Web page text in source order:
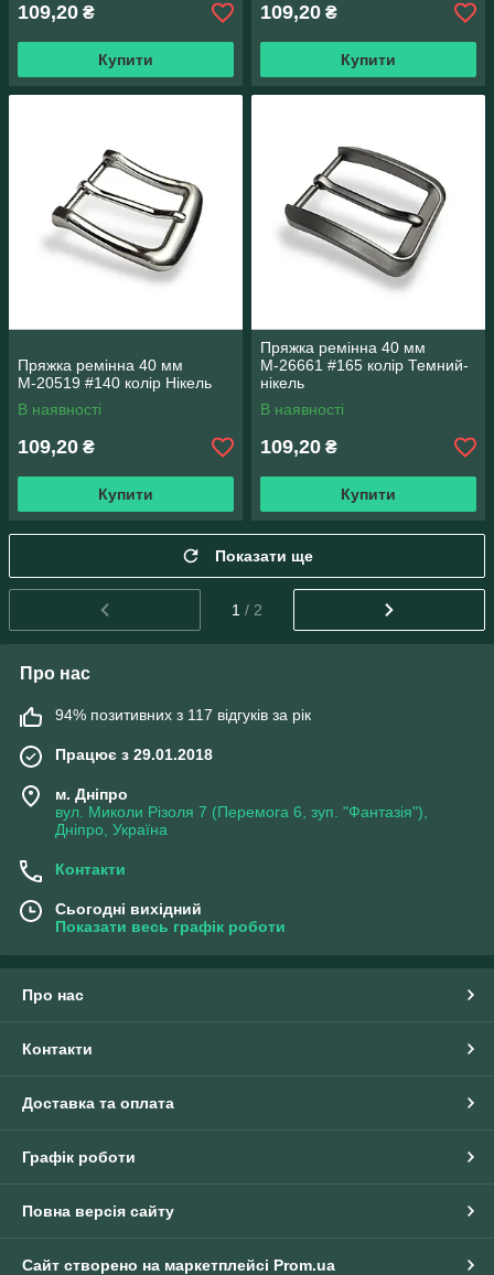
109,20 ₴
Купити
109,20 ₴
Купити
Пряжка ремінна 40 мм
М-20519 #140 колір Нікель
В наявності
109,20 ₴
Купити
Пряжка ремінна 40 мм
М-26661 #165 колір Темний-
нікель
В наявності
109,20 ₴
Купити
Показати ще
1 / 2
Про нас
94% позитивних з 117 відгуків за рік
Працює з 29.01.2018
м. Дніпро
вул. Миколи Різоля 7 (Перемога 6, зуп. "Фантазія"),
Дніпро, Україна
Контакти
Сьогодні вихідний
Показати весь графік роботи
Про нас
Контакти
Доставка та оплата
Графік роботи
Повна версія сайту
Сайт створено на маркетплейсі Prom.ua